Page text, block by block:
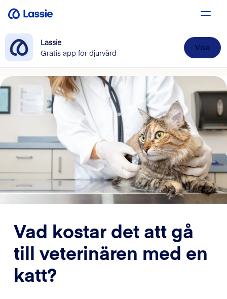
Lassie
Gratis app för djurvård
Visa
Vad kostar det att gå
till veterinären med en
katt?